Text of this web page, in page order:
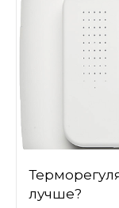
лучше?